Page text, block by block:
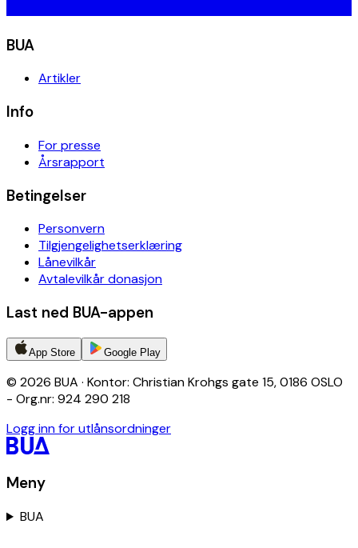
BUA
Artikler
Info
For presse
Årsrapport
Betingelser
Personvern
Tilgjengelighetserklæring
Lånevilkår
Avtalevilkår donasjon
Last ned BUA-appen
App Store Google Play
© 2026 BUA · Kontor: Christian Krohgs gate 15, 0186 OSLO
- Org.nr: 924 290 218
Logg inn for utlånsordninger
Meny
BUA